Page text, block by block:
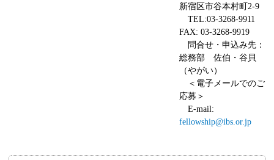
新宿区市谷本村町2-9
TEL:03-3268-9911
FAX: 03-3268-9919
問合せ・申込み先：
総務部 佐伯・谷貝
（やがい）
＜電子メールでのご
応募＞
E-mail:
fellowship@ibs.or.jp